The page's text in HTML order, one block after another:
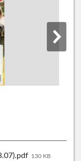
130 KB